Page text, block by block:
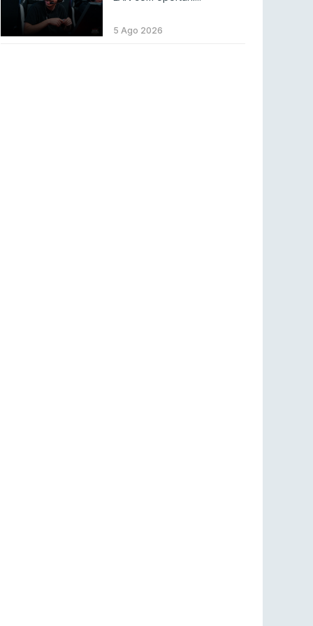
MOUZ surpreende Spirit para vencer BLAST
Bounty
5 Ago 2026